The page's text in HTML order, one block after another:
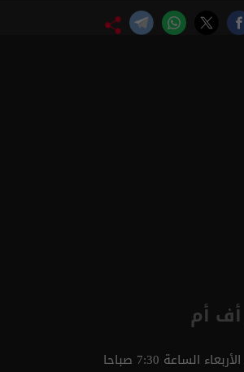
أم
الساعة 7:30 صباحا